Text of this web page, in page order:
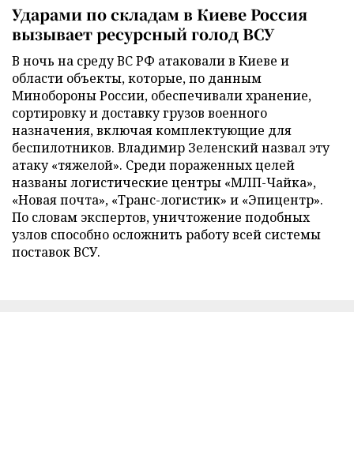
Ударами по складам в Киеве Россия
вызывает ресурсный голод ВСУ
В ночь на среду ВС РФ атаковали в Киеве и
области объекты, которые, по данным
Минобороны России, обеспечивали хранение,
сортировку и доставку грузов военного
назначения, включая комплектующие для
беспилотников. Владимир Зеленский назвал эту
атаку «тяжелой». Среди пораженных целей
названы логистические центры «МЛП-Чайка»,
«Новая почта», «Транс-логистик» и «Эпицентр».
По словам экспертов, уничтожение подобных
узлов способно осложнить работу всей системы
поставок ВСУ.